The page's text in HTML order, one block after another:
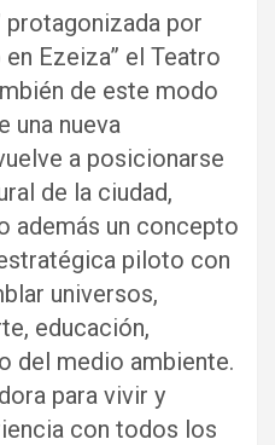
protagonizada por
Ezeiza” el Teatro
de este modo
una nueva
a posicionarse
de la ciudad,
además un concepto
piloto con
universos,
educación,
del medio ambiente.
para vivir y
con todos los